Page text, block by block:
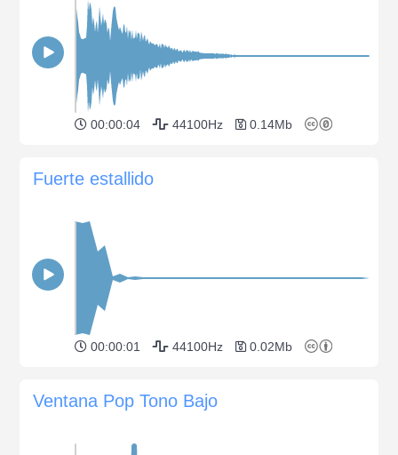
00:00:04 44100Hz 0.14Mb
Fuerte estallido
00:00:01 44100Hz 0.02Mb
Ventana Pop Tono Bajo